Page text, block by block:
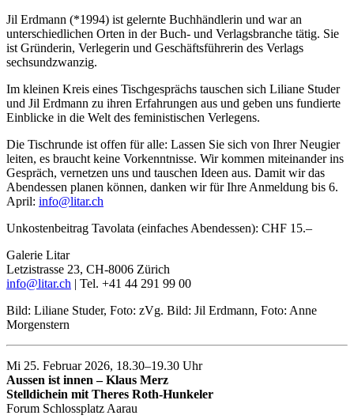
Jil Erdmann (*1994) ist gelernte Buchhändlerin und war an
unterschiedlichen Orten in der Buch- und Verlagsbranche tätig. Sie
ist Gründerin, Verlegerin und Geschäftsführerin des Verlags
sechsundzwanzig.
Im kleinen Kreis eines Tischgesprächs tauschen sich Liliane Studer
und Jil Erdmann zu ihren Erfahrungen aus und geben uns fundierte
Einblicke in die Welt des feministischen Verlegens.
Die Tischrunde ist offen für alle: Lassen Sie sich von Ihrer Neugier
leiten, es braucht keine Vorkenntnisse. Wir kommen miteinander ins
Gespräch, vernetzen uns und tauschen Ideen aus. Damit wir das
Abendessen planen können, danken wir für Ihre Anmeldung bis 6.
April: info@litar.ch
Unkostenbeitrag Tavolata (einfaches Abendessen): CHF 15.–
Galerie Litar
Letzistrasse 23, CH-8006 Zürich
info@litar.ch | Tel. +41 44 291 99 00
Bild: Liliane Studer, Foto: zVg. Bild: Jil Erdmann, Foto: Anne
Morgenstern
Mi 25. Februar 2026, 18.30–19.30 Uhr
Aussen ist innen – Klaus Merz
Stelldichein mit Theres Roth-Hunkeler
Forum Schlossplatz Aarau